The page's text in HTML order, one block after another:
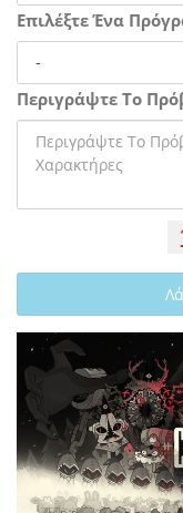
Επιλέξτε Ένα
Περιγράψτε Το